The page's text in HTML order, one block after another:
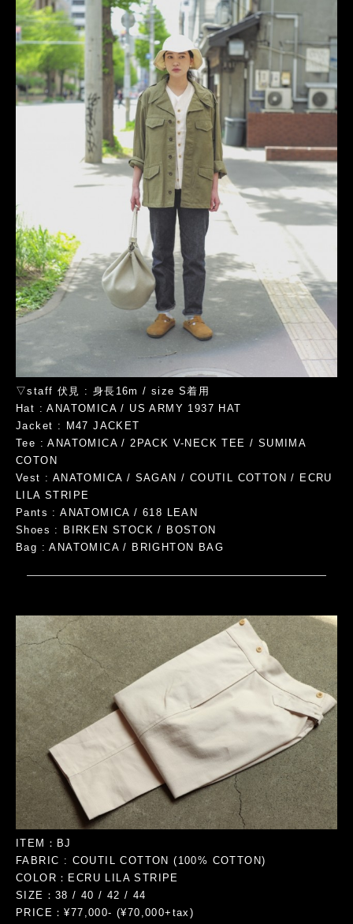
▽staff 伏見 : 身長16m / size S着用
Hat : ANATOMICA / US ARMY 1937 HAT
Jacket : M47 JACKET
Tee : ANATOMICA / 2PACK V-NECK TEE / SUMIMA
COTON
Vest : ANATOMICA / SAGAN / COUTIL COTTON / ECRU
LILA STRIPE
Pants : ANATOMICA / 618 LEAN
Shoes : BIRKEN STOCK / BOSTON
Bag : ANATOMICA / BRIGHTON BAG
ITEM：BJ
FABRIC : COUTIL COTTON (100% COTTON)
COLOR：ECRU LILA STRIPE
SIZE：38 / 40 / 42 / 44
PRICE：¥77,000- (¥70,000+tax)